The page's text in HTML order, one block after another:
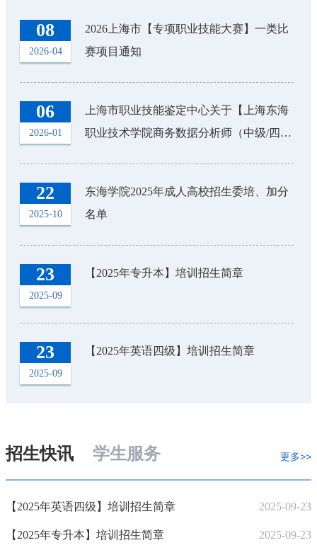
08
2026-04
2026上海市【专项职业技能大赛】一类比
赛项目通知
06
2026-01
上海市职业技能鉴定中心关于【上海东海
职业技术学院商务数据分析师（中级/四
22
2025-10
东海学院2025年成人高校招生委培、加分
名单
23
2025-09
【2025年专升本】培训招生简章
23
2025-09
【2025年英语四级】培训招生简章
招生快讯 学生服务 更多>>
【2025年英语四级】培训招生简章 2025-09-23
【2025年专升本】培训招生简章 2025-09-23